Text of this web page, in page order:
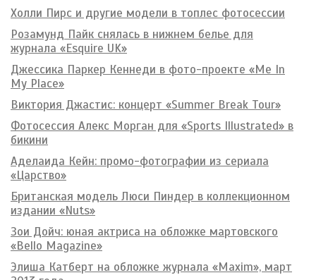
Холли Пирс и другие модели в топлес фотосессии
Розамунд Пайк снялась в нижнем белье для
журнала «Esquire UK»
Джессика Паркер Кеннеди в фото-проекте «Me In
My Place»
Виктория Джастис: концерт «Summer Break Tour»
Фотосессия Алекс Морган для «Sports Illustrated» в
бикини
Аделаида Кейн: промо-фотографии из сериала
«Царство»
Британская модель Люси Пиндер в коллекционном
издании «Nuts»
Зои Дойч: юная актриса на обложке мартовского
«Bello Magazine»
Элиша Катберт на обложке журнала «Maxim», март